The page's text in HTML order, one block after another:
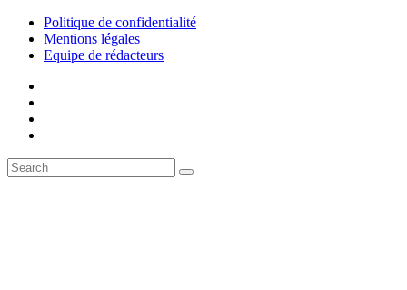
Politique de confidentialité
Mentions légales
Equipe de rédacteurs